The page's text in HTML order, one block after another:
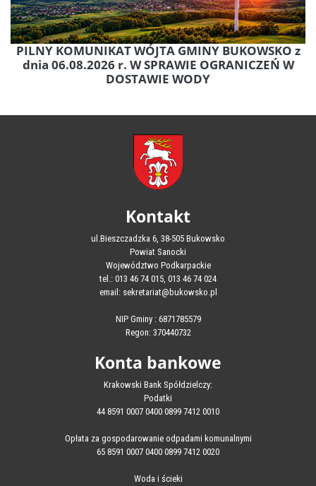
PILNY KOMUNIKAT WÓJTA GMINY BUKOWSKO z
dnia 06.08.2026 r. W SPRAWIE OGRANICZEŃ W
DOSTAWIE WODY
Kontakt
ul.Bieszczadzka 6, 38-505 Bukowsko
Powiat Sanocki
Województwo Podkarpackie
tel.: 013 46 74 015, 013 46 74 024
email: sekretariat@bukowsko.pl
NIP Gminy : 6871785579
Regon: 370440732
Konta bankowe
Krakowski Bank Spółdzielczy:
Podatki
44 8591 0007 0400 0899 7412 0010
Opłata za gospodarowanie odpadami komunalnymi
65 8591 0007 0400 0899 7412 0020
Woda i ścieki